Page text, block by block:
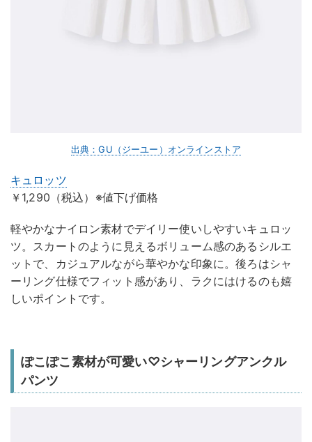
出典：GU（ジーユー）オンラインストア
キュロッツ
￥1,290（税込）※値下げ価格
軽やかなナイロン素材でデイリー使いしやすいキュロッ
ツ。スカートのように見えるボリューム感のあるシルエ
ットで、カジュアルながら華やかな印象に。後ろはシャ
ーリング仕様でフィット感があり、ラクにはけるのも嬉
しいポイントです。
ぽこぽこ素材が可愛い♡シャーリングアンクル
パンツ